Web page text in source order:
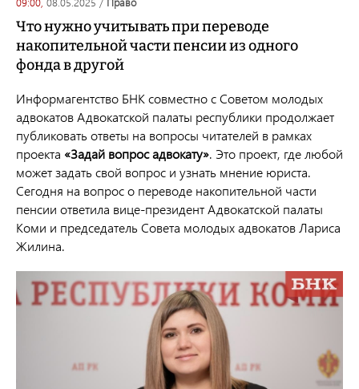
Что нужно учитывать при переводе
накопительной части пенсии из одного
фонда в другой
Информагентство БНК совместно с Советом молодых
адвокатов Адвокатской палаты республики продолжает
публиковать ответы на вопросы читателей в рамках
проекта «Задай вопрос адвокату». Это проект, где любой
может задать свой вопрос и узнать мнение юриста.
Сегодня на вопрос о переводе накопительной части
пенсии ответила вице-президент Адвокатской палаты
Коми и председатель Совета молодых адвокатов Лариса
Жилина.